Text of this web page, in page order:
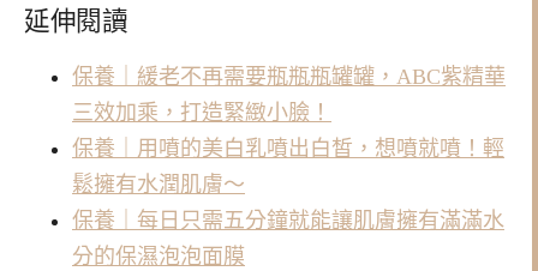
延伸閱讀
保養｜緩老不再需要瓶瓶瓶罐罐，ABC紫精華
三效加乘，打造緊緻小臉！
保養｜用噴的美白乳噴出白皙，想噴就噴！輕
鬆擁有水潤肌膚～
保養｜每日只需五分鐘就能讓肌膚擁有滿滿水
分的保濕泡泡面膜